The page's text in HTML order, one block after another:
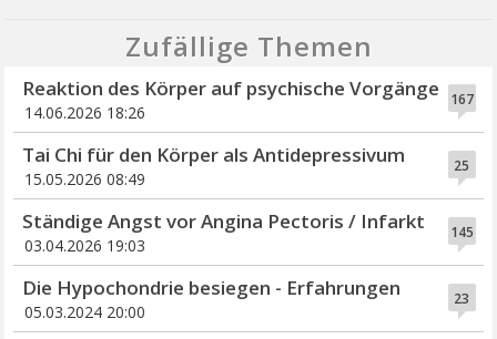
Zufällige Themen
167
Reaktion des Körper auf psychische Vorgänge
14.06.2026 18:26
25
Tai Chi für den Körper als Antidepressivum
15.05.2026 08:49
145
Ständige Angst vor Angina Pectoris / Infarkt
03.04.2026 19:03
23
Die Hypochondrie besiegen - Erfahrungen
05.03.2024 20:00